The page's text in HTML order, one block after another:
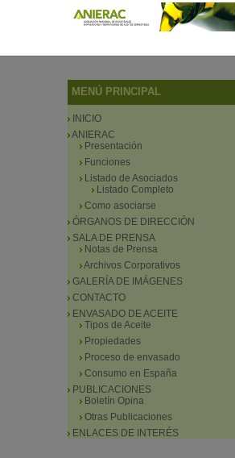
MENÚ PRINCIPAL
INICIO
ANIERAC
Presentación
Funciones
Listado de Asociados
Listado Completo
Como asociarse
ÓRGANOS DE DIRECCIÓN
SALA DE PRENSA
Notas de Prensa
Archivos Corporativos
GALERÍA DE IMÁGENES
CONTACTO
ENVASADO DE ACEITE
Tipos de Aceite
Propiedades
Proceso de envasado
Consumo en España
PUBLICACIONES
Boletín Opina
Otras Publicaciones
ENLACES DE INTERÉS